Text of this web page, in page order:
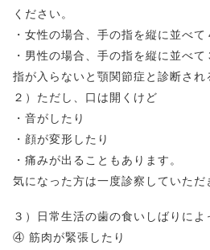
ください。
・女性の場合、手の指を縦に並べ
・男性の場合、手の指を縦に並べて
指が入らないと顎関節症と診断され
２）ただし、口は開くけど
・音がしたり
・顔が変形したり
・痛みが出ることもあります。
気になった方は一度診察していただ
３）日常生活の歯の食いしばりによ
④ 筋肉が緊張したり